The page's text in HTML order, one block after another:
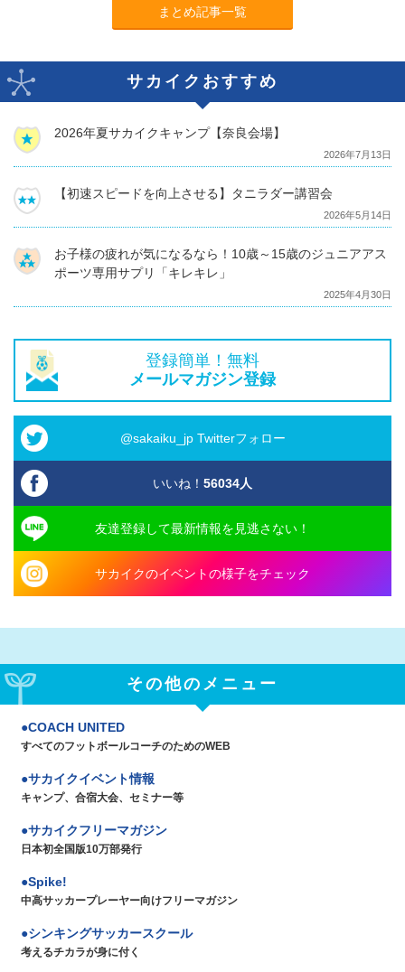
まとめ記事一覧
サカイクおすすめ
2026年夏サカイクキャンプ【奈良会場】
2026年7月13日
【初速スピードを向上させる】タニラダー講習会
2026年5月14日
お子様の疲れが気になるなら！10歳～15歳のジュニアアス
ポーツ専用サプリ「キレキレ」
2025年4月30日
登録簡単！無料
メールマガジン登録
@sakaiku_jp Twitterフォロー
いいね！ 56034人
友達登録して最新情報を見逃さない！
サカイクのイベントの様子をチェック
その他のメニュー
COACH UNITED
すべてのフットボールコーチのためのWEB
サカイクイベント情報
キャンプ、合宿大会、セミナー等
サカイクフリーマガジン
日本初全国版10万部発行
Spike!
中高サッカープレーヤー向けフリーマガジン
シンキングサッカースクール
考えるチカラが身に付く